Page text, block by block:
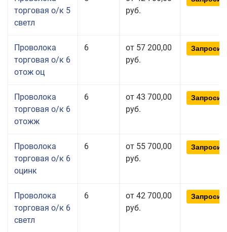
торговая о/к 5
светл
руб.
Проволока
торговая о/к 6
отож оц
6
от 57 200,00
руб.
Проволока
торговая о/к 6
отожж
6
от 43 700,00
руб.
Проволока
торговая о/к 6
оцинк
6
от 55 700,00
руб.
Проволока
торговая о/к 6
светл
6
от 42 700,00
руб.